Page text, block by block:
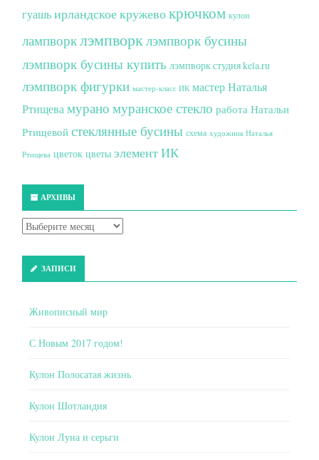
гуашьирландское кружевокрючком кулон
лампворклэмпворк лэмпворк бусины
лэмпворк бусины купить лэмпворк студия kela.ru
лэмпворк фигурки мастер-класс ИК мастер Наталья
Ртищевамурано муранское стекло работа Натальи
Ртищевой стеклянные бусины схема художник Наталья
Ртищева цветок цветы элемент ИК
АРХИВЫ
ЗАПИСИ
Живописный мир
С Новым 2017 годом!
Кулон Полосатая жизнь
Кулон Шотландия
Кулон Луна и серьги